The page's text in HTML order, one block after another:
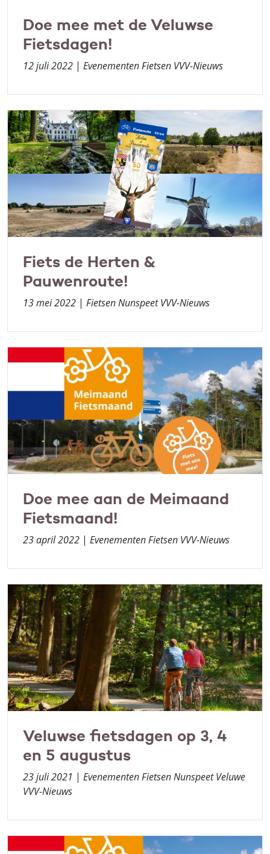
Doe mee met de Veluwse
Fietsdagen!
12 juli 2022 | Evenementen Fietsen VVV-Nieuws
Fiets de Herten &
Pauwenroute!
13 mei 2022 | Fietsen Nunspeet VVV-Nieuws
Doe mee aan de Meimaand
Fietsmaand!
23 april 2022 | Evenementen Fietsen VVV-Nieuws
Veluwse fietsdagen op 3, 4
en 5 augustus
23 juli 2021 | Evenementen Fietsen Nunspeet Veluwe
VVV-Nieuws